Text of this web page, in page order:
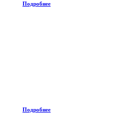
Подробнее
Подробнее